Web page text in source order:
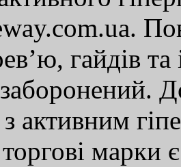
гайдів
заборонений.
активним
торгові марки